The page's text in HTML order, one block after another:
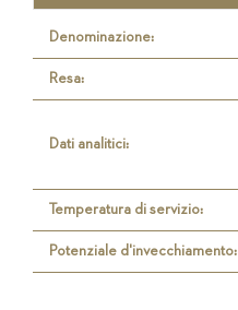
Denominazione:
Resa:
Dati analitici:
Temperatura di servizio:
Potenziale d'invecchiamento: